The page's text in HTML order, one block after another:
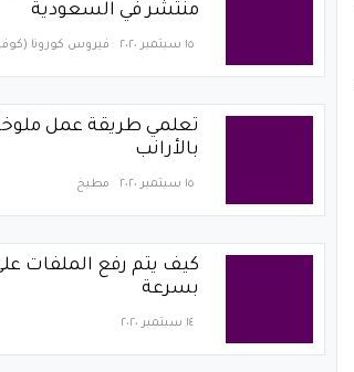
منتشر في السعودية
١٥ سبتمبر ٢٠٢٠ فيروس كورونا (كوفيد-
تعلمي طريقة عمل
بالأرانب
١٥ سبتمبر ٢٠٢٠ مطبخ
كيف يتم رفع الملفات
بسرعة
١٤ سبتمبر ٢٠٢٠